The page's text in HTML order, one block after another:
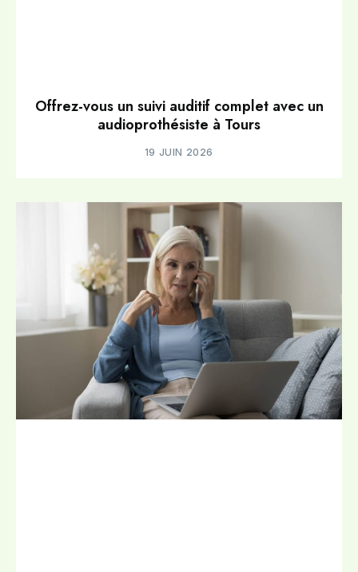
Offrez-vous un suivi auditif complet avec un
audioprothésiste à Tours
19 JUIN 2026